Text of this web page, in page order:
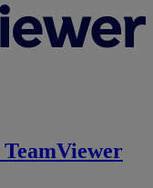
TeamViewer